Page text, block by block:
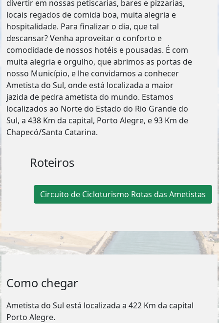
divertir em nossas petiscarias, bares e pizzarias,
locais regados de comida boa, muita alegria e
hospitalidade. Para finalizar o dia, que tal
descansar? Venha aproveitar o conforto e
comodidade de nossos hotéis e pousadas. É com
muita alegria e orgulho, que abrimos as portas de
nosso Município, e lhe convidamos a conhecer
Ametista do Sul, onde está localizada a maior
jazida de pedra ametista do mundo. Estamos
localizados ao Norte do Estado do Rio Grande do
Sul, a 438 Km da capital, Porto Alegre, e 93 Km de
Chapecó/Santa Catarina.
Roteiros
Circuito de Cicloturismo Rotas das Ametistas
Como chegar
Ametista do Sul está localizada a 422 Km da capital
Porto Alegre.